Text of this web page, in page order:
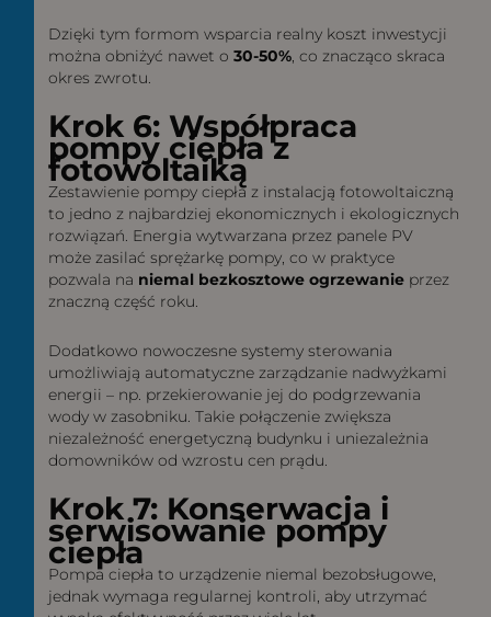
Dzięki tym formom wsparcia realny koszt inwestycji
można obniżyć nawet o 30-50%, co znacząco skraca
okres zwrotu.
Krok 6: Współpraca
pompy ciepła z
fotowoltaiką
Zestawienie pompy ciepła z instalacją fotowoltaiczną
to jedno z najbardziej ekonomicznych i ekologicznych
rozwiązań. Energia wytwarzana przez panele PV
może zasilać sprężarkę pompy, co w praktyce
pozwala na niemal bezkosztowe ogrzewanieprzez
znaczną część roku.
Dodatkowo nowoczesne systemy sterowania
umożliwiają automatyczne zarządzanie nadwyżkami
energii – np. przekierowanie jej do podgrzewania
wody w zasobniku. Takie połączenie zwiększa
niezależność energetyczną budynku i uniezależnia
domowników od wzrostu cen prądu.
Krok 7: Konserwacja i
serwisowanie pompy
ciepła
Pompa ciepła to urządzenie niemal bezobsługowe,
jednak wymaga regularnej kontroli, aby utrzymać